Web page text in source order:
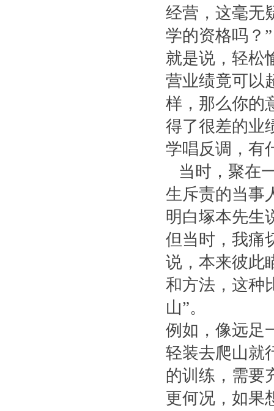
经营，这毫无
学的资格吗？”
就是说，轻松
营业绩竟可以
样，那么你的
得了很差的业
学唱反调，有
当时，聚在
生斥责的当事
明白塚本先生
但当时，我痛
说，本来彼此
和方法，这种
山”。
例如，像远足
轻装去爬山就
的训练，需要
更何况，如果